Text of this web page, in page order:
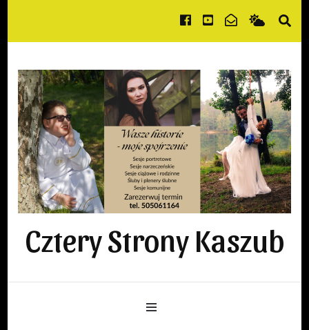
Cztery Strony Kaszub